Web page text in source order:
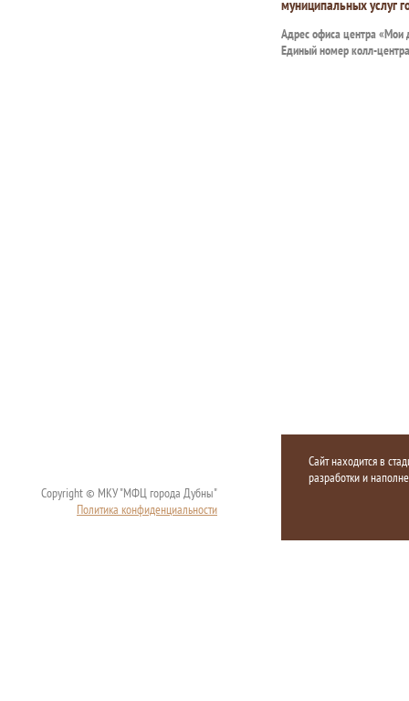
муниципальных услуг
Адрес офиса центра «Мои
Единый номер колл-
Copyright © МКУ "МФЦ города Дубны"
Политика конфиденциальности
Сайт находится в
разработки и